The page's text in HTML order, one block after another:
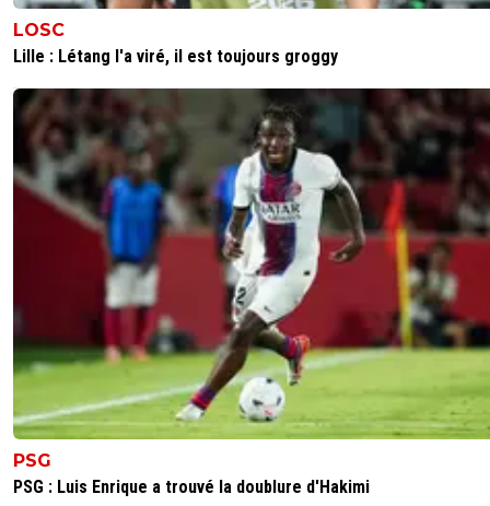
LOSC
Lille : Létang l'a viré, il est toujours groggy
PSG
PSG : Luis Enrique a trouvé la doublure d'Hakimi